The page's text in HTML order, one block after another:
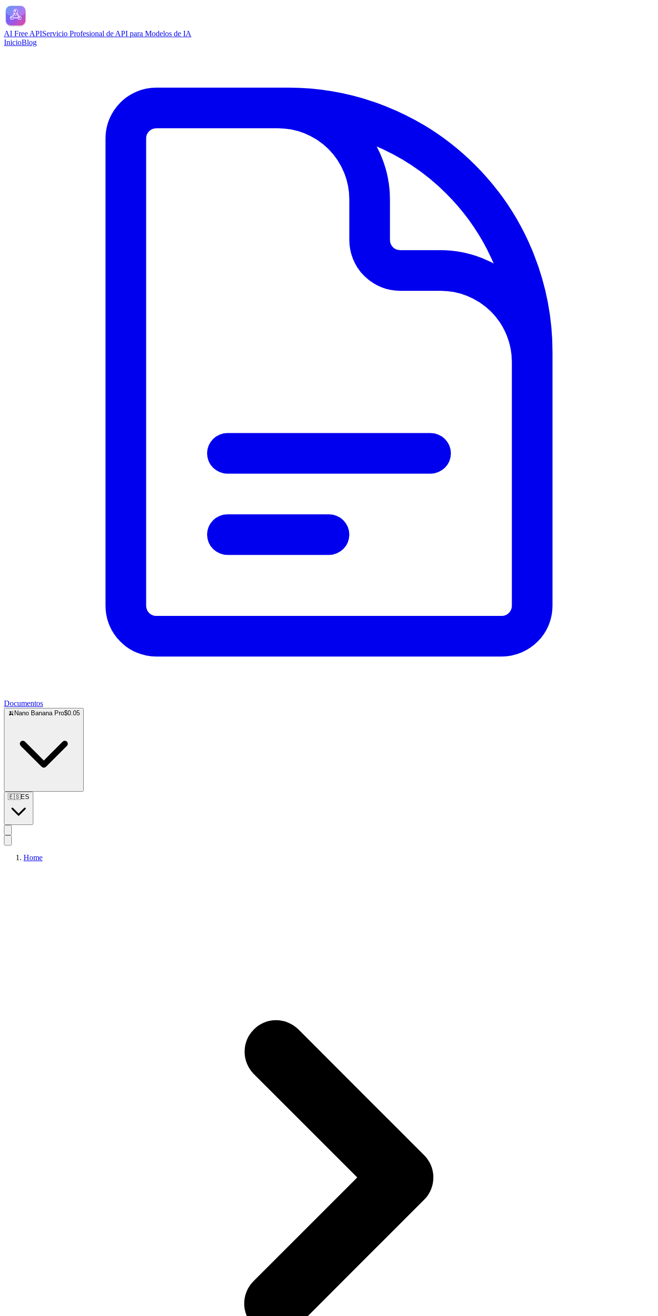
AI Free APIServicio Profesional de API para Modelos de IA
InicioBlog
Documentos
🍌 Nano Banana Pro$0.05
🇪🇸ES
Home